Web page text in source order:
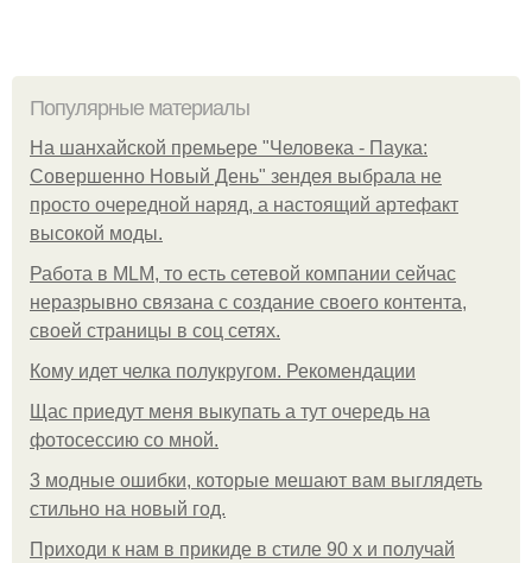
Популярные материалы
На шанхайской премьере "Человека - Паука:
Совершенно Новый День" зендея выбрала не
просто очередной наряд, а настоящий артефакт
высокой моды.
Работа в MLM, то есть сетевой компании сейчас
неразрывно связана с создание своего контента,
своей страницы в соц сетях.
Кому идет челка полукругом. Рекомендации
Щас приедут меня выкупать а тут очередь на
фотосессию со мной.
3 модные ошибки, которые мешают вам выглядеть
стильно на новый год.
Приходи к нам в прикиде в стиле 90 х и получай